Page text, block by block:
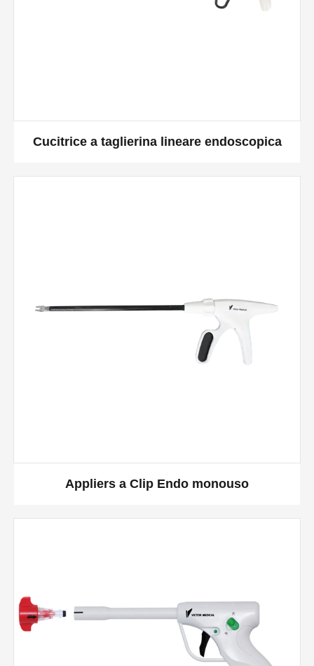
Cucitrice a taglierina lineare endoscopica
Appliers a Clip Endo monouso